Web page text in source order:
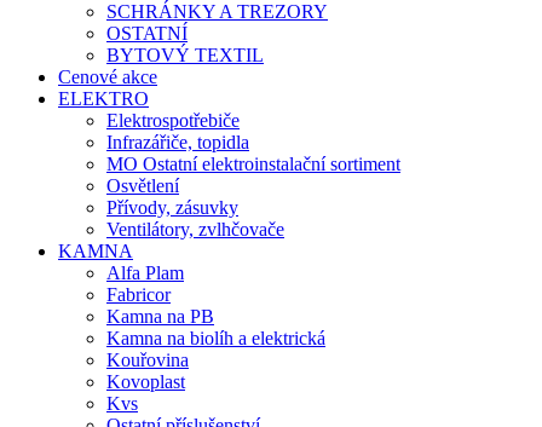
SCHRÁNKY A TREZORY
OSTATNÍ
BYTOVÝ TEXTIL
Cenové akce
ELEKTRO
Elektrospotřebiče
Infrazářiče, topidla
MO Ostatní elektroinstalační sortiment
Osvětlení
Přívody, zásuvky
Ventilátory, zvlhčovače
KAMNA
Alfa Plam
Fabricor
Kamna na PB
Kamna na biolíh a elektrická
Kouřovina
Kovoplast
Kvs